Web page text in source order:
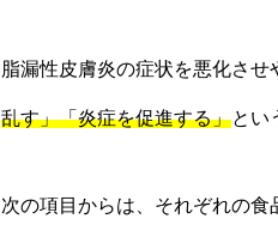
脂漏性皮膚炎の症状を悪化さ
乱す」「炎症を促進する」とい
次の項目からは、それぞれの